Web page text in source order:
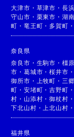
大津市 ・ 草津市 ・ 長
守山市 ・ 栗東市 ・ 湖
町 ・竜王町 ・ 多賀町 ・
奈良県
奈良市 ・ 生駒市 ・ 橿
市 ・葛城市 ・桜井市
御所市 ・ 上牧町 ・ 三
町 ・安堵町 ・吉野町
村 ・ 山添村 ・御杖村
下北山村 ・ 上北山村
福井県